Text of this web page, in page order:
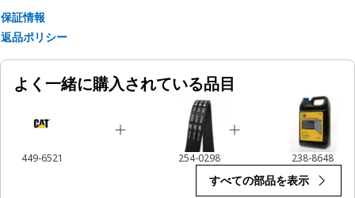
保証情報
返品ポリシー
よく一緒に購入されている品目
449-6521 254-0298 238-8648
すべての部品を表示